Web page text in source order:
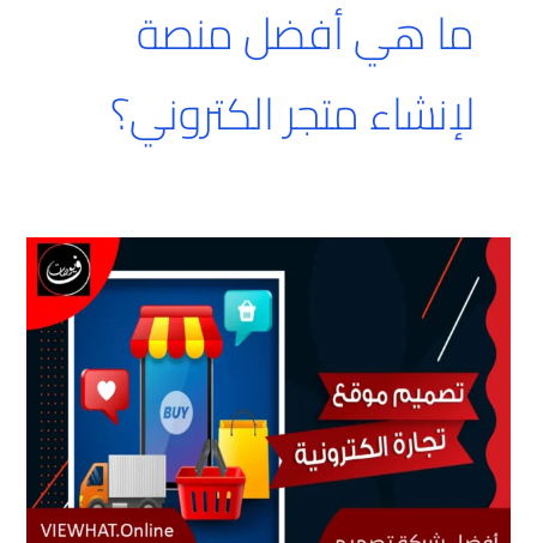
ما هي أفضل منصة
لإنشاء متجر الكتروني؟
أفضل
شركة
تصميم
متاجر
إلكترونية